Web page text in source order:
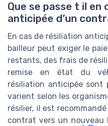
Que se passe t il en
anticipée d’un
En cas de résiliation
bailleur peut exiger le
restants, des frais de
remise en état du
résiliation anticipée sont
varient selon les
résilier, il est
contrat vers un nouveau